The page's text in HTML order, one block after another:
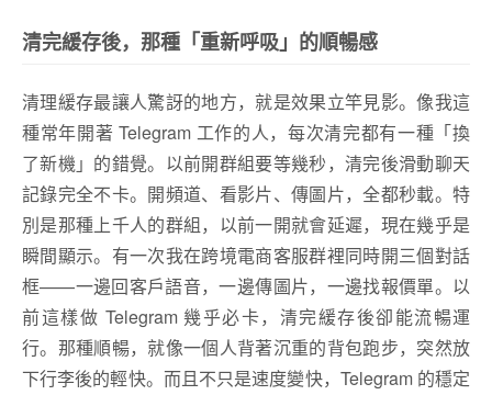
清完緩存後，那種「重新呼吸」的順暢感
清理緩存最讓人驚訝的地方，就是效果立竿見影。像我這
種常年開著 Telegram 工作的人，每次清完都有一種「換
了新機」的錯覺。以前開群組要等幾秒，清完後滑動聊天
記錄完全不卡。開頻道、看影片、傳圖片，全都秒載。特
別是那種上千人的群組，以前一開就會延遲，現在幾乎是
瞬間顯示。有一次我在跨境電商客服群裡同時開三個對話
框——一邊回客戶語音，一邊傳圖片，一邊找報價單。以
前這樣做 Telegram 幾乎必卡，清完緩存後卻能流暢運
行。那種順暢，就像一個人背著沉重的背包跑步，突然放
下行李後的輕快。而且不只是速度變快，Telegram 的穩定